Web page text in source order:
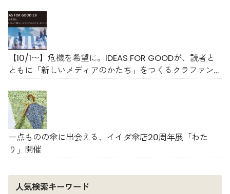
【10/1〜】危機を希望に。IDEAS FOR GOODが、読者と
ともに「新しいメディアのかたち」をつくるクラファン
をスタート
一点ものの傘に出会える、イイダ傘店20周年展「わた
り」開催
人気検索キーワード